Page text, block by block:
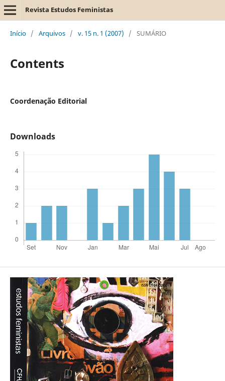
Revista Estudos Feministas
Início / Arquivos / v. 15 n. 1 (2007) / SUMÁRIO
Contents
Coordenação Editorial
Downloads